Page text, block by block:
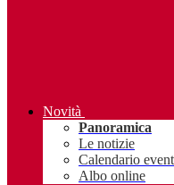
Novità
Panoramica
Le notizie
Calendario
Albo online